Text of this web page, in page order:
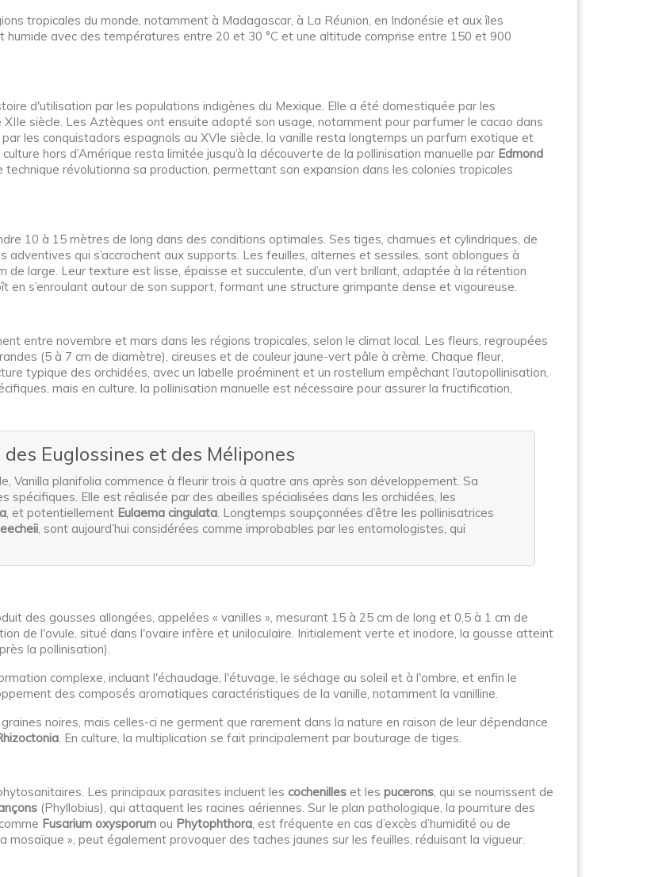
tropicales du monde, notamment à Madagascar, à La Réunion, en Indonésie et aux îles
humide avec des températures entre 20 et 30 °C et une altitude comprise entre 150 et 900
d'utilisation par les populations indigènes du Mexique. Elle a été domestiquée par les
siècle. Les Aztèques ont ensuite adopté son usage, notamment pour parfumer le cacao dans
les conquistadors espagnols au XVIe siècle, la vanille resta longtemps un parfum exotique et
hors d’Amérique resta limitée jusqu’à la découverte de la pollinisation manuelle par Edmond
technique révolutionna sa production, permettant son expansion dans les colonies tropicales
10 à 15 mètres de long dans des conditions optimales. Ses tiges, charnues et cylindriques, de
adventives qui s’accrochent aux supports. Les feuilles, alternes et sessiles, sont oblongues à
de large. Leur texture est lisse, épaisse et succulente, d’un vert brillant, adaptée à la rétention
en s’enroulant autour de son support, formant une structure grimpante dense et vigoureuse.
entre novembre et mars dans les régions tropicales, selon le climat local. Les fleurs, regroupées
(5 à 7 cm de diamètre), cireuses et de couleur jaune-vert pâle à crème. Chaque fleur,
typique des orchidées, avec un labelle proéminent et un rostellum empêchant l’autopollinisation.
mais en culture, la pollinisation manuelle est nécessaire pour assurer la fructification,
Euglossines et des Mélipones
Vanilla planifolia commence à fleurir trois à quatre ans après son développement. Sa
spécifiques. Elle est réalisée par des abeilles spécialisées dans les orchidées, les
, et potentiellement Eulaema cingulata. Longtemps soupçonnées d’être les pollinisatrices
, sont aujourd’hui considérées comme improbables par les entomologistes, qui
des gousses allongées, appelées « vanilles », mesurant 15 à 25 cm de long et 0,5 à 1 cm de
de l'ovule, situé dans l'ovaire infère et uniloculaire. Initialement verte et inodore, la gousse atteint
la pollinisation).
complexe, incluant l'échaudage, l'étuvage, le séchage au soleil et à l'ombre, et enfin le
des composés aromatiques caractéristiques de la vanille, notamment la vanilline.
noires, mais celles-ci ne germent que rarement dans la nature en raison de leur dépendance
. En culture, la multiplication se fait principalement par bouturage de tiges.
Les principaux parasites incluent les cochenilles et les pucerons, qui se nourrissent de
(Phyllobius), qui attaquent les racines aériennes. Sur le plan pathologique, la pourriture des
Fusarium oxysporum ou Phytophthora, est fréquente en cas d’excès d’humidité ou de
mosaïque », peut également provoquer des taches jaunes sur les feuilles, réduisant la vigueur.